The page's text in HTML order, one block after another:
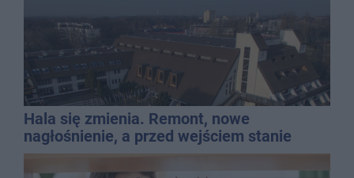
Hala się zmienia. Remont, nowe
nagłośnienie, a przed wejściem stanie
QEMETICA ARENA